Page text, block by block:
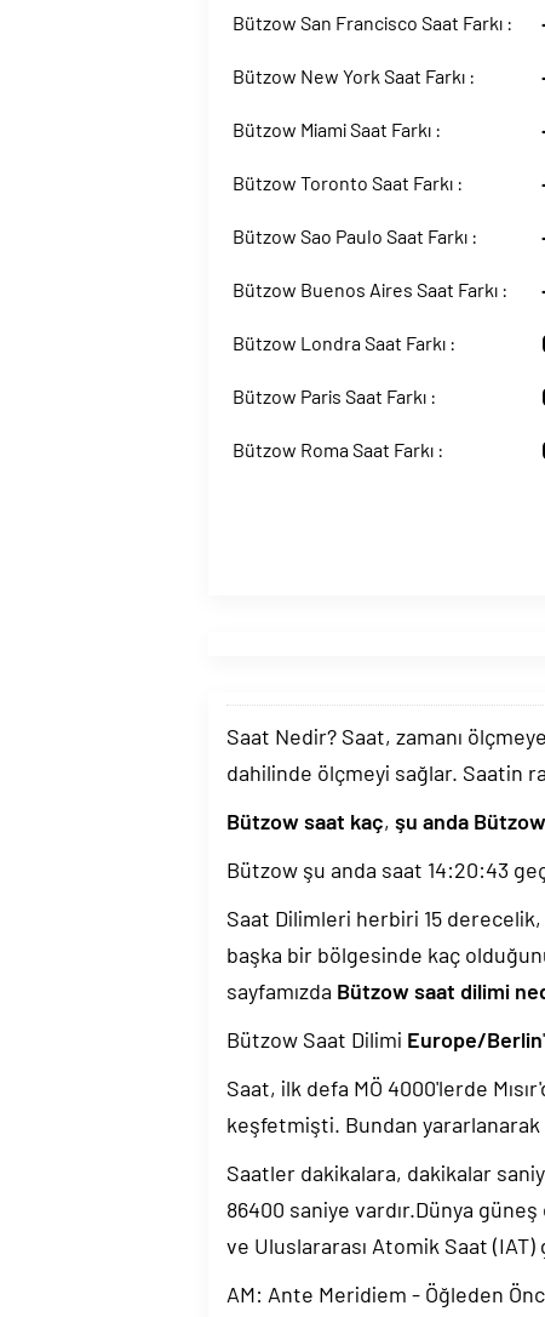
Bützow San Francisco Saat Farkı :
Bützow New York Saat Farkı :
Bützow Miami Saat Farkı :
Bützow Toronto Saat Farkı :
Bützow Sao Paulo Saat Farkı :
Bützow Buenos Aires Saat Farkı :
Bützow Londra Saat Farkı :
Bützow Paris Saat Farkı :
Bützow Roma Saat Farkı :
Saat Nedir? Saat, zamanı
dahilinde ölçmeyi sağlar. Saatin
Bützow saat kaç, şu anda
Bützow şu anda saat 14:20:44
Saat Dilimleri herbiri 15
başka bir bölgesinde kaç
sayfamızda Bützow saat dilimi
Bützow Saat Dilimi Europe/Berlin
Saat, ilk defa MÖ 4000'lerde
keşfetmişti. Bundan
Saatler dakikalara, dakikalar
86400 saniye vardır.Dünya
ve Uluslararası Atomik Saat
AM: Ante Meridiem - Öğleden